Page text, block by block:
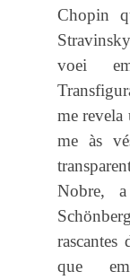
Chopin
voei
me revela
me às
Nobre,
rascantes
que